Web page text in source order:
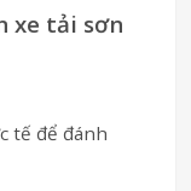
xe tải sơn
tế để đánh